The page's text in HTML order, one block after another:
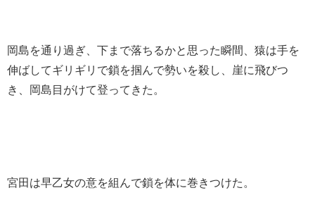
岡島を通り過ぎ、下まで落ちるかと思った瞬間、猿は手を
伸ばしてギリギリで鎖を掴んで勢いを殺し、崖に飛びつ
き、岡島目がけて登ってきた。
宮田は早乙女の意を組んで鎖を体に巻きつけた。